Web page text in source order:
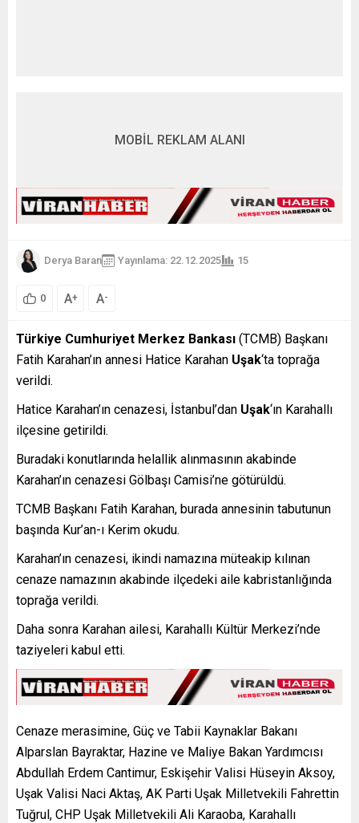
MOBİL REKLAM ALANI
Derya Baran Yayınlama: 22.12.2025 15
0 A+ A-
Türkiye Cumhuriyet Merkez Bankası (TCMB) Başkanı
Fatih Karahan’ın annesi Hatice Karahan Uşak‘ta toprağa
verildi.
Hatice Karahan’ın cenazesi, İstanbul’dan Uşak‘ın Karahallı
ilçesine getirildi.
Buradaki konutlarında helallik alınmasının akabinde
Karahan’ın cenazesi Gölbaşı Camisi’ne götürüldü.
TCMB Başkanı Fatih Karahan, burada annesinin tabutunun
başında Kur’an-ı Kerim okudu.
Karahan’ın cenazesi, ikindi namazına müteakip kılınan
cenaze namazının akabinde ilçedeki aile kabristanlığında
toprağa verildi.
Daha sonra Karahan ailesi, Karahallı Kültür Merkezi’nde
taziyeleri kabul etti.
Cenaze merasimine, Güç ve Tabii Kaynaklar Bakanı
Alparslan Bayraktar, Hazine ve Maliye Bakan Yardımcısı
Abdullah Erdem Cantimur, Eskişehir Valisi Hüseyin Aksoy,
Uşak Valisi Naci Aktaş, AK Parti Uşak Milletvekili Fahrettin
Tuğrul, CHP Uşak Milletvekili Ali Karaoba, Karahallı